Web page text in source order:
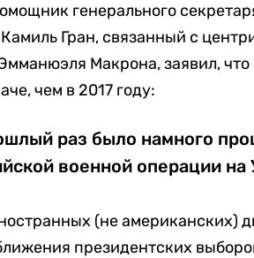
генерального
Гран, связанный с
Макрона, заявил, что
чем в 2017 году:
раз было намного
военной операции на
(не американских)
президентских